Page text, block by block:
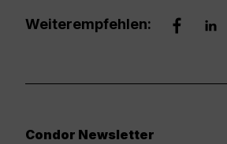
Weiterempfehlen:
Condor Newsletter